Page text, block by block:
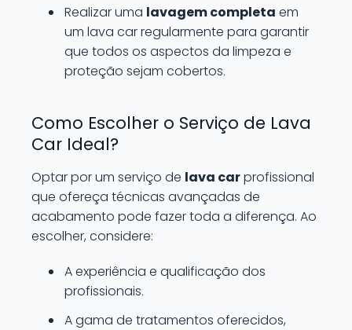
Realizar uma lavagem completa em
um lava car regularmente para garantir
que todos os aspectos da limpeza e
proteção sejam cobertos.
Como Escolher o Serviço de Lava
Car Ideal?
Optar por um serviço de lava carprofissional
que ofereça técnicas avançadas de
acabamento pode fazer toda a diferença. Ao
escolher, considere:
A experiência e qualificação dos
profissionais.
A gama de tratamentos oferecidos,